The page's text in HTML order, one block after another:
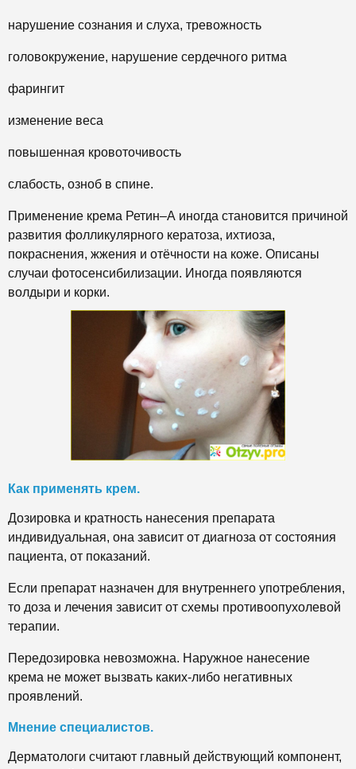
нарушение сознания и слуха, тревожность
головокружение, нарушение сердечного ритма
фарингит
изменение веса
повышенная кровоточивость
слабость, озноб в спине.
Применение крема Ретин–А иногда становится причиной
развития фолликулярного кератоза, ихтиоза,
покраснения, жжения и отёчности на коже. Описаны
случаи фотосенсибилизации. Иногда появляются
волдыри и корки.
Как применять крем.
Дозировка и кратность нанесения препарата
индивидуальная, она зависит от диагноза от состояния
пациента, от показаний.
Если препарат назначен для внутреннего употребления,
то доза и лечения зависит от схемы противоопухолевой
терапии.
Передозировка невозможна. Наружное нанесение
крема не может вызвать каких-либо негативных
проявлений.
Мнение специалистов.
Дерматологи считают главный действующий компонент,